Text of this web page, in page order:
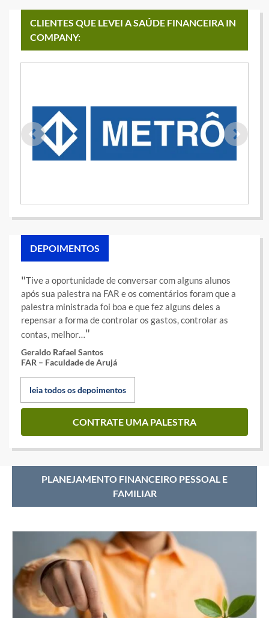
CLIENTES QUE LEVEI A SAÚDE FINANCEIRA IN
COMPANY:
DEPOIMENTOS
Tive a oportunidade de conversar com alguns alunos
após sua palestra na FAR e os comentários foram que a
palestra ministrada foi boa e que fez alguns deles a
repensar a forma de controlar os gastos, controlar as
contas, melhor…
Geraldo Rafael Santos
FAR – Faculdade de Arujá
leia todos os depoimentos
CONTRATE UMA PALESTRA
PLANEJAMENTO FINANCEIRO PESSOAL E
FAMILIAR